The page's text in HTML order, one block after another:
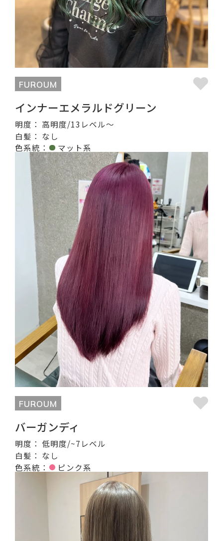
FUROUM
インナーエメラルドグリーン
明度： 高明度/13レベル〜
白髪： なし
色系統：
マット系
FUROUM
バーガンディ
明度： 低明度/~7レベル
白髪： なし
色系統：
ピンク系